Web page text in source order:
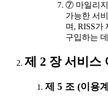
⑦ 마일리지
가능한 서
며, RISS가
구입하는
제 2 장 서비스
제 5 조 (이용